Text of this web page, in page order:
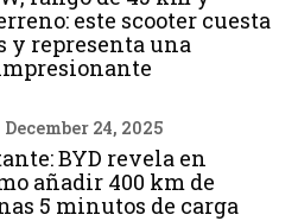
este scooter cuesta
y representa una
December 24, 2025
BYD revela en
añadir 400 km de
5 minutos de carga